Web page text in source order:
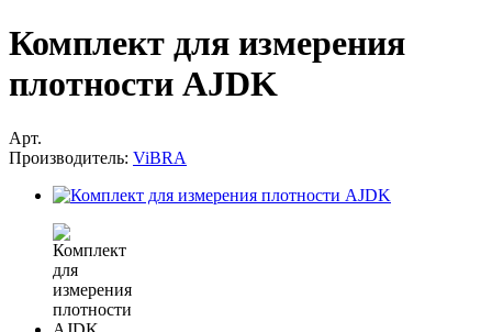
Комплект для измерения
плотности AJDK
Арт.
Производитель: ViBRA